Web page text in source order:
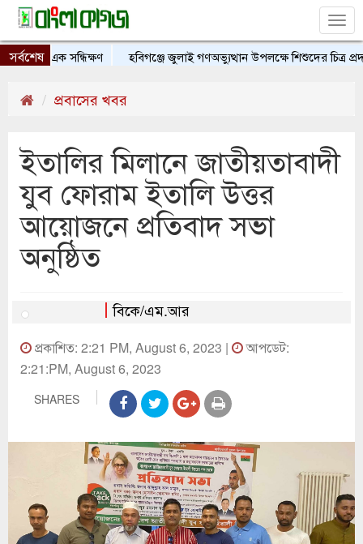
সর্বশেষএক সন্ধিক্ষণ হবিগঞ্জে জুলাই গণঅভ্যুত্থান উপলক্ষে শিশুদের চিত্র
প্রবাসের খবর
ইতালির মিলানে জাতীয়তাবাদী
যুব ফোরাম ইতালি উত্তর
আয়োজনে প্রতিবাদ সভা
অনুষ্ঠিত
বিকে/এম.আর
প্রকাশিত: 2:21 PM, August 6, 2023 |
আপডেট:
2:21:PM, August 6, 2023
SHARES